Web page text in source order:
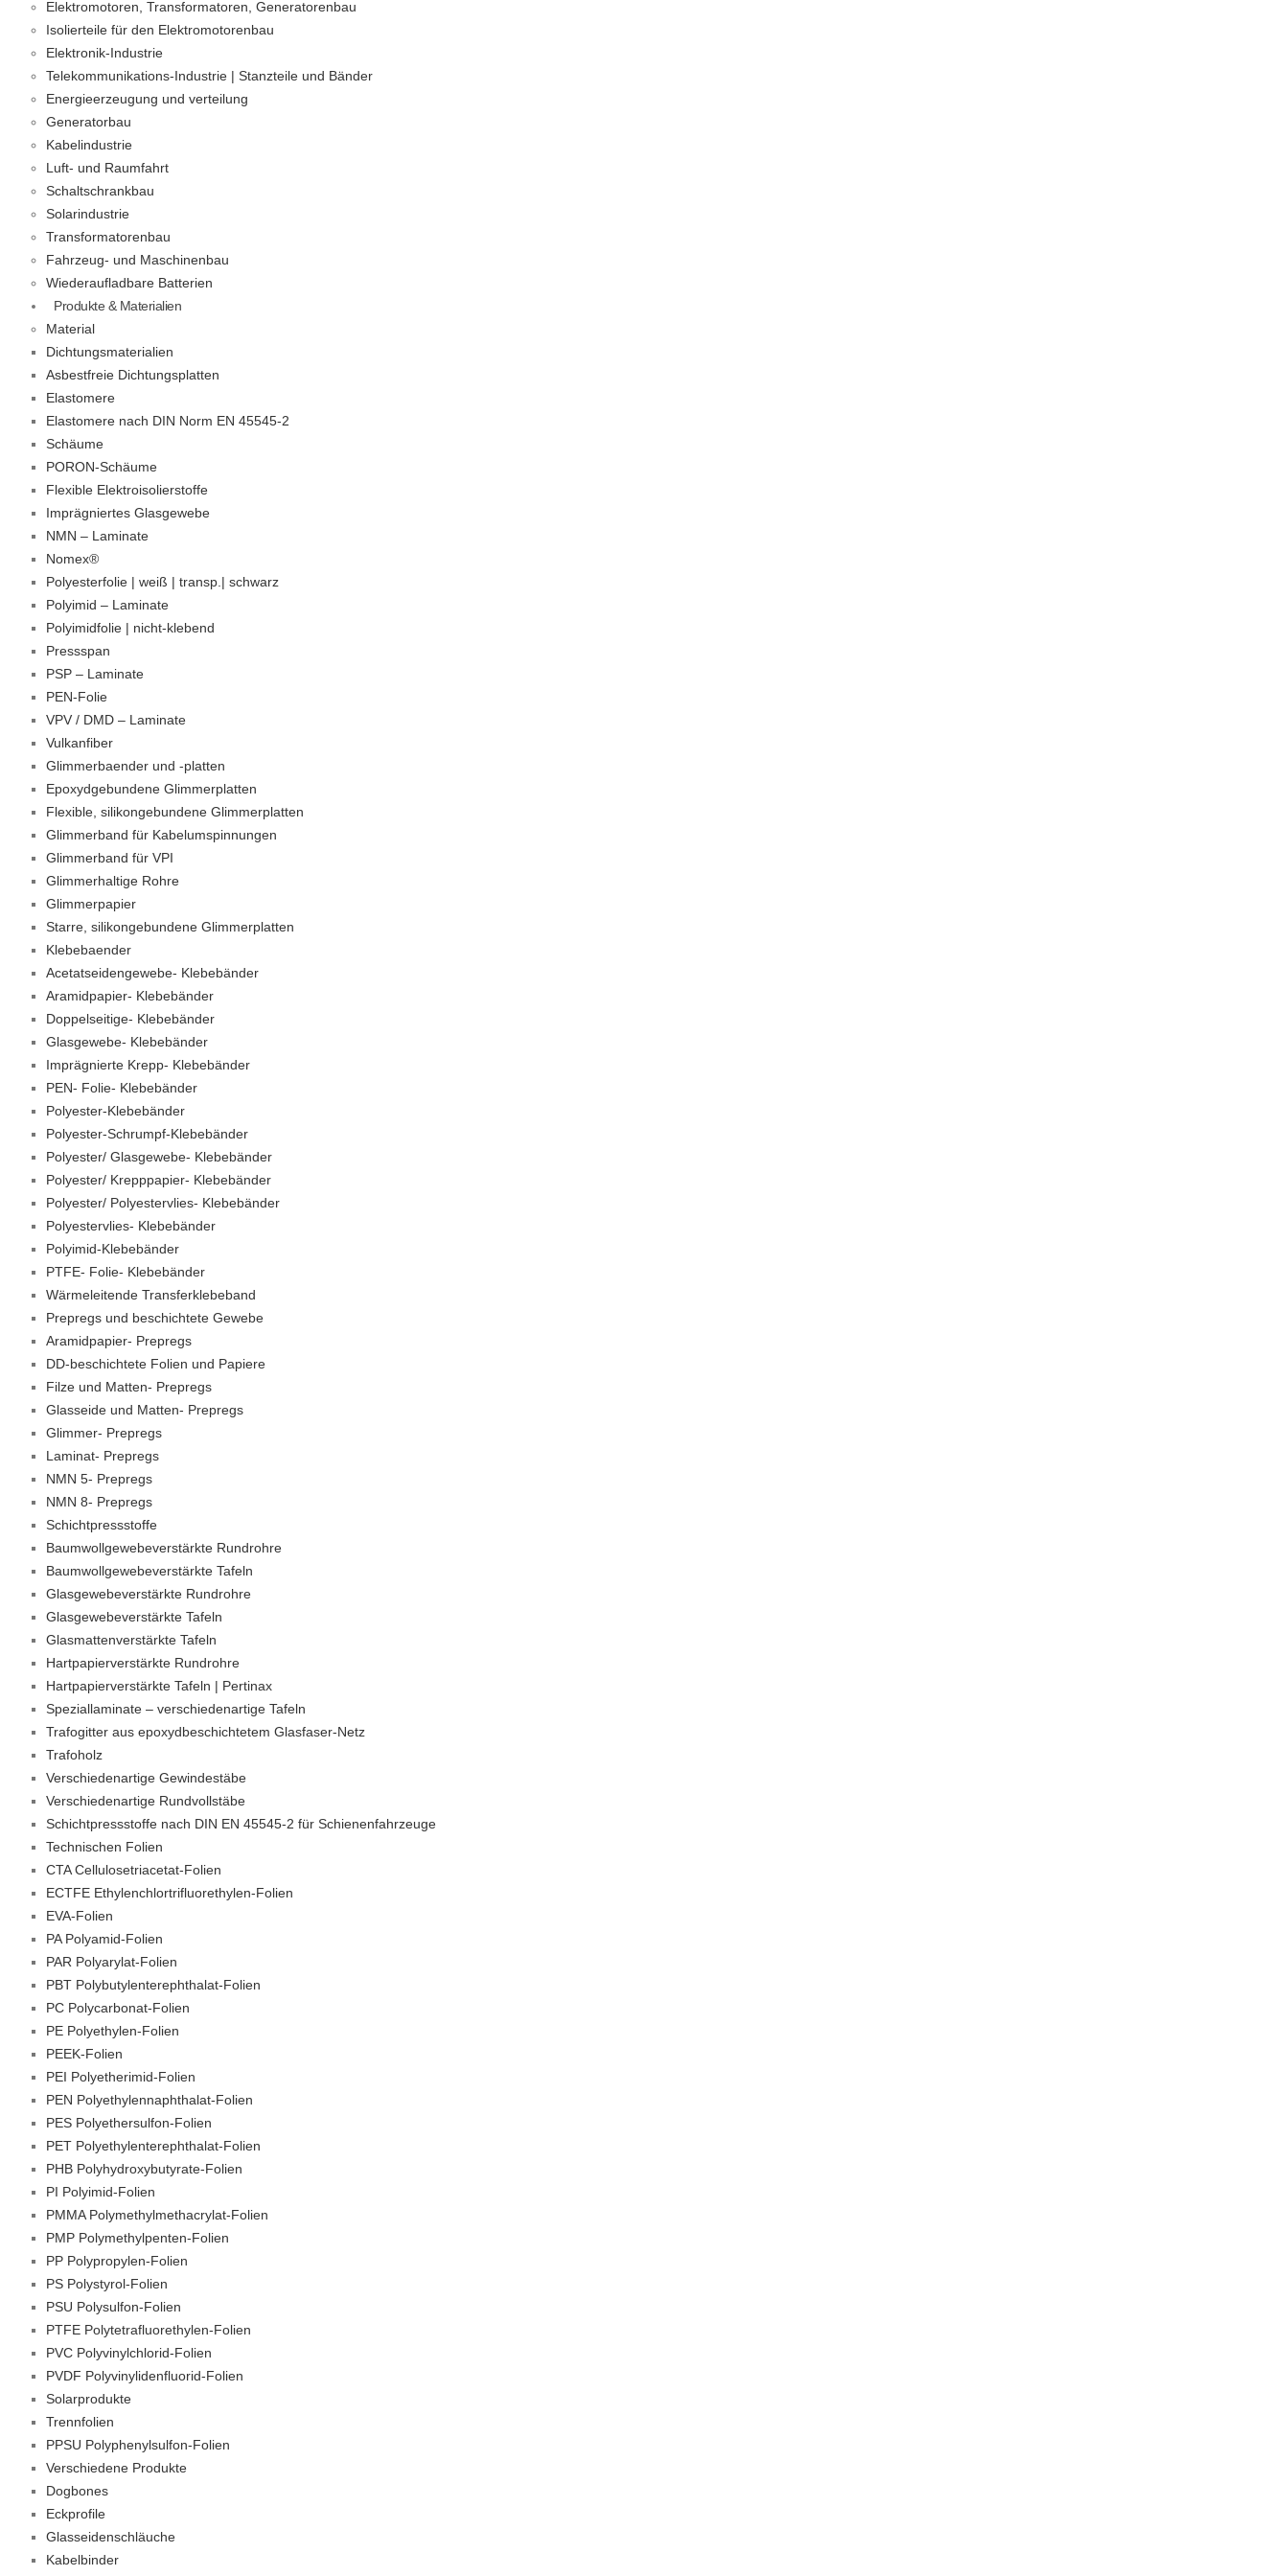
Elektromotoren, Transformatoren, Generatorenbau
Isolierteile für den Elektromotorenbau
Elektronik-Industrie
Telekommunikations-Industrie | Stanzteile und Bänder
Energieerzeugung und verteilung
Generatorbau
Kabelindustrie
Luft- und Raumfahrt
Schaltschrankbau
Solarindustrie
Transformatorenbau
Fahrzeug- und Maschinenbau
Wiederaufladbare Batterien
Produkte & Materialien
Material
Dichtungsmaterialien
Asbestfreie Dichtungsplatten
Elastomere
Elastomere nach DIN Norm EN 45545-2
Schäume
PORON-Schäume
Flexible Elektroisolierstoffe
Imprägniertes Glasgewebe
NMN – Laminate
Nomex®
Polyesterfolie | weiß | transp.| schwarz
Polyimid – Laminate
Polyimidfolie | nicht-klebend
Pressspan
PSP – Laminate
PEN-Folie
VPV / DMD – Laminate
Vulkanfiber
Glimmerbaender und -platten
Epoxydgebundene Glimmerplatten
Flexible, silikongebundene Glimmerplatten
Glimmerband für Kabelumspinnungen
Glimmerband für VPI
Glimmerhaltige Rohre
Glimmerpapier
Starre, silikongebundene Glimmerplatten
Klebebaender
Acetatseidengewebe- Klebebänder
Aramidpapier- Klebebänder
Doppelseitige- Klebebänder
Glasgewebe- Klebebänder
Imprägnierte Krepp- Klebebänder
PEN- Folie- Klebebänder
Polyester-Klebebänder
Polyester-Schrumpf-Klebebänder
Polyester/ Glasgewebe- Klebebänder
Polyester/ Krepppapier- Klebebänder
Polyester/ Polyestervlies- Klebebänder
Polyestervlies- Klebebänder
Polyimid-Klebebänder
PTFE- Folie- Klebebänder
Wärmeleitende Transferklebeband
Prepregs und beschichtete Gewebe
Aramidpapier- Prepregs
DD-beschichtete Folien und Papiere
Filze und Matten- Prepregs
Glasseide und Matten- Prepregs
Glimmer- Prepregs
Laminat- Prepregs
NMN 5- Prepregs
NMN 8- Prepregs
Schichtpressstoffe
Baumwollgewebeverstärkte Rundrohre
Baumwollgewebeverstärkte Tafeln
Glasgewebeverstärkte Rundrohre
Glasgewebeverstärkte Tafeln
Glasmattenverstärkte Tafeln
Hartpapierverstärkte Rundrohre
Hartpapierverstärkte Tafeln | Pertinax
Speziallaminate – verschiedenartige Tafeln
Trafogitter aus epoxydbeschichtetem Glasfaser-Netz
Trafoholz
Verschiedenartige Gewindestäbe
Verschiedenartige Rundvollstäbe
Schichtpressstoffe nach DIN EN 45545-2 für Schienenfahrzeuge
Technischen Folien
CTA Cellulosetriacetat-Folien
ECTFE Ethylenchlortrifluorethylen-Folien
EVA-Folien
PA Polyamid-Folien
PAR Polyarylat-Folien
PBT Polybutylenterephthalat-Folien
PC Polycarbonat-Folien
PE Polyethylen-Folien
PEEK-Folien
PEI Polyetherimid-Folien
PEN Polyethylennaphthalat-Folien
PES Polyethersulfon-Folien
PET Polyethylenterephthalat-Folien
PHB Polyhydroxybutyrate-Folien
PI Polyimid-Folien
PMMA Polymethylmethacrylat-Folien
PMP Polymethylpenten-Folien
PP Polypropylen-Folien
PS Polystyrol-Folien
PSU Polysulfon-Folien
PTFE Polytetrafluorethylen-Folien
PVC Polyvinylchlorid-Folien
PVDF Polyvinylidenfluorid-Folien
Solarprodukte
Trennfolien
PPSU Polyphenylsulfon-Folien
Verschiedene Produkte
Dogbones
Eckprofile
Glasseidenschläuche
Kabelbinder